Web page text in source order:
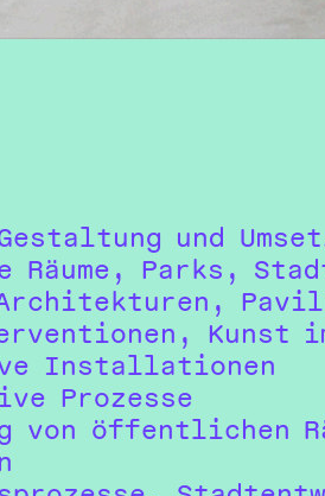
und
Räume, Parks,
Architekturen,
Kunst
Installationen
Prozesse
von öffentlichen